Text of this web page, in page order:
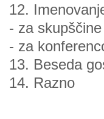
12.
- za
- za
13. Beseda
14. Razno